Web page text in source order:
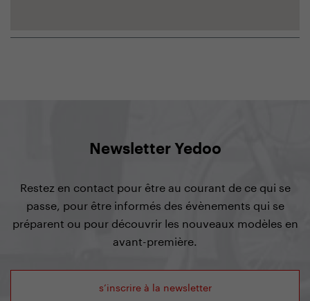
Newsletter Yedoo
Restez en contact pour être au courant de ce qui se
passe, pour être informés des évènements qui se
préparent ou pour découvrir les nouveaux modèles en
avant-première.
s’inscrire à la newsletter